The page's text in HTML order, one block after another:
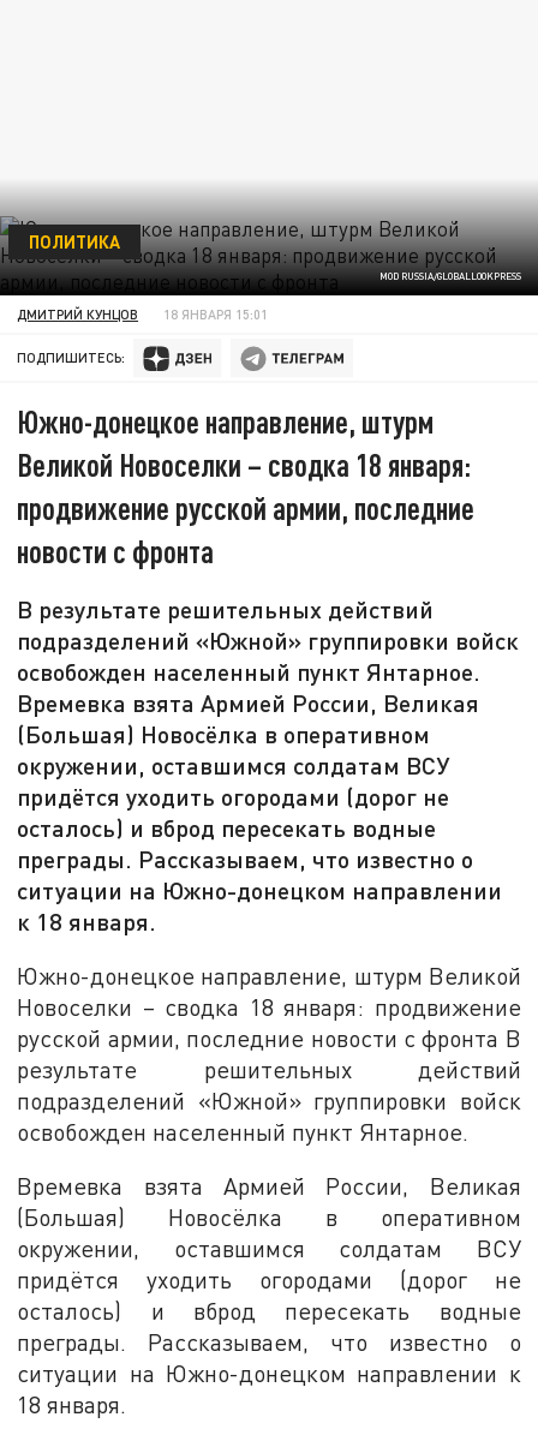
MOD RUSSIA/GLOBALLOOKPRESS
ПОЛИТИКА
ДМИТРИЙ КУНЦОВ 18 ЯНВАРЯ 15:01
ПОДПИШИТЕСЬ:
Южно-донецкое направление, штурм
Великой Новоселки – сводка 18 января:
продвижение русской армии, последние
новости с фронта
В результате решительных действий
подразделений «Южной» группировки войск
освобожден населенный пункт Янтарное.
Времевка взята Армией России, Великая
(Большая) Новосёлка в оперативном
окружении, оставшимся солдатам ВСУ
придётся уходить огородами (дорог не
осталось) и вброд пересекать водные
преграды. Рассказываем, что известно о
ситуации на Южно-донецком направлении
к 18 января.
Южно-донецкое направление, штурм Великой
Новоселки – сводка 18 января: продвижение
русской армии, последние новости с фронта В
результате решительных действий
подразделений «Южной» группировки войск
освобожден населенный пункт Янтарное.
Времевка взята Армией России, Великая
(Большая) Новосёлка в оперативном
окружении, оставшимся солдатам ВСУ
придётся уходить огородами (дорог не
осталось) и вброд пересекать водные
преграды. Рассказываем, что известно о
ситуации на Южно-донецком направлении к
18 января.